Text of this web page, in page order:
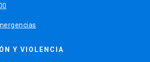
Y VIOLENCIA